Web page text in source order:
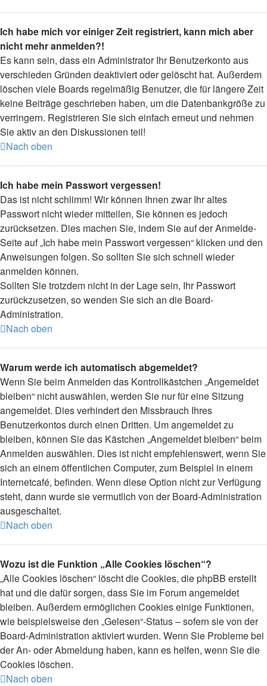
Ich habe mich vor einiger Zeit registriert, kann mich aber
nicht mehr anmelden?!
Es kann sein, dass ein Administrator Ihr Benutzerkonto aus
verschieden Gründen deaktiviert oder gelöscht hat. Außerdem
löschen viele Boards regelmäßig Benutzer, die für längere Zeit
keine Beiträge geschrieben haben, um die Datenbankgröße zu
verringern. Registrieren Sie sich einfach erneut und nehmen
Sie aktiv an den Diskussionen teil!
Nach oben
Ich habe mein Passwort vergessen!
Das ist nicht schlimm! Wir können Ihnen zwar Ihr altes
Passwort nicht wieder mitteilen, Sie können es jedoch
zurücksetzen. Dies machen Sie, indem Sie auf der Anmelde-
Seite auf „Ich habe mein Passwort vergessen“ klicken und den
Anweisungen folgen. So sollten Sie sich schnell wieder
anmelden können.
Sollten Sie trotzdem nicht in der Lage sein, Ihr Passwort
zurückzusetzen, so wenden Sie sich an die Board-
Administration.
Nach oben
Warum werde ich automatisch abgemeldet?
Wenn Sie beim Anmelden das Kontrollkästchen „Angemeldet
bleiben“ nicht auswählen, werden Sie nur für eine Sitzung
angemeldet. Dies verhindert den Missbrauch Ihres
Benutzerkontos durch einen Dritten. Um angemeldet zu
bleiben, können Sie das Kästchen „Angemeldet bleiben“ beim
Anmelden auswählen. Dies ist nicht empfehlenswert, wenn Sie
sich an einem öffentlichen Computer, zum Beispiel in einem
Internetcafé, befinden. Wenn diese Option nicht zur Verfügung
steht, dann wurde sie vermutlich von der Board-Administration
ausgeschaltet.
Nach oben
Wozu ist die Funktion „Alle Cookies löschen“?
„Alle Cookies löschen“ löscht die Cookies, die phpBB erstellt
hat und die dafür sorgen, dass Sie im Forum angemeldet
bleiben. Außerdem ermöglichen Cookies einige Funktionen,
wie beispielsweise den „Gelesen“-Status – sofern sie von der
Board-Administration aktiviert wurden. Wenn Sie Probleme bei
der An- oder Abmeldung haben, kann es helfen, wenn Sie die
Cookies löschen.
Nach oben